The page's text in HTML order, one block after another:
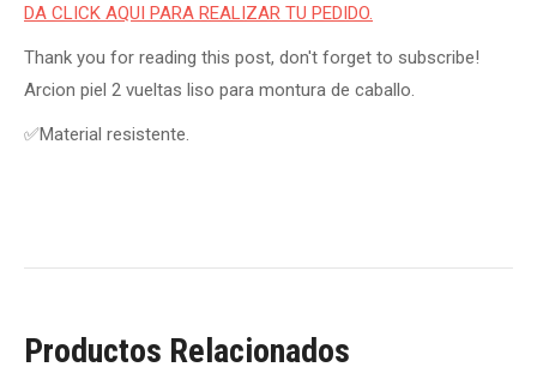
DA CLICK AQUI PARA REALIZAR TU PEDIDO.
Thank you for reading this post, don't forget to subscribe!
Arcion piel 2 vueltas liso para montura de caballo.
✅Material resistente.
Productos Relacionados